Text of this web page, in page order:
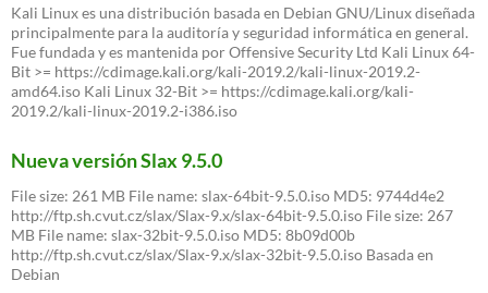
update
Kali Linux es una distribución basada en Debian GNU/Linux diseñada
principalmente para la auditoría y seguridad informática en general.
Fue fundada y es mantenida por Offensive Security Ltd Kali Linux 64-
Bit >= https://cdimage.kali.org/kali-2019.2/kali-linux-2019.2-
amd64.iso Kali Linux 32-Bit >= https://cdimage.kali.org/kali-
2019.2/kali-linux-2019.2-i386.iso
Nueva versión Slax 9.5.0
File size: 261 MB File name: slax-64bit-9.5.0.iso MD5: 9744d4e2
http://ftp.sh.cvut.cz/slax/Slax-9.x/slax-64bit-9.5.0.iso File size: 267
MB File name: slax-32bit-9.5.0.iso MD5: 8b09d00b
http://ftp.sh.cvut.cz/slax/Slax-9.x/slax-32bit-9.5.0.iso Basada en
Debian